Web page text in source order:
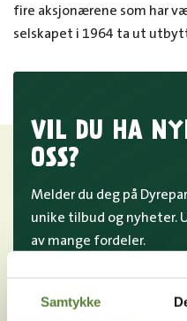
Samtykke
fire aksjonærene som har
selskapet i 1964 ta ut
VIL DU HA
OSS?
Melder du deg på
unike tilbud og nyheter.
av mange fordeler.
E-post